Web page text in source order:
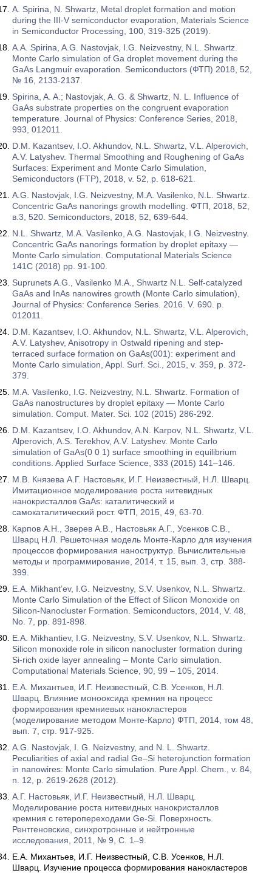
A. Spirina, N. Shwartz, Metal droplet formation and motion
during the III-V semiconductor evaporation, Materials Science
in Semiconductor Processing, 100, 319-325 (2019).
А.А. Spirina, A.G. Nastovjak, I.G. Neizvestny, N.L. Shwartz.
Monte Carlo simulation of Ga droplet movement during the
GaAs Langmuir evaporation. Semiconductors (ФТП) 2018, 52,
№ 16, 2133-2137.
Spirina, A. A.; Nastovjak, A. G. & Shwartz, N. L. Influence of
GaAs substrate properties on the congruent evaporation
temperature. Journal of Physics: Conference Series, 2018,
993, 012011.
D.M. Kazantsev, I.O. Akhundov, N.L. Shwartz, V.L. Alperovich,
A.V. Latyshev. Thermal Smoothing and Roughening of GaAs
Surfaces: Experiment and Monte Carlo Simulation,
Semiconductors (FTP), 2018, v. 52, p. 618-621.
A.G. Nastovjak, I.G. Neizvestny, M.A. Vasilenko, N.L. Shwartz.
Concentric GaAs nanorings growth modelling. ФТП, 2018, 52,
в.3, 520. Semiconductors, 2018, 52, 639-644.
N.L. Shwartz, M.A. Vasilenko, A.G. Nastovjak, I.G. Neizvestny.
Concentric GaAs nanorings formation by droplet epitaxy —
Monte Carlo simulation. Computational Materials Science
141C (2018) pp. 91-100.
Suprunets A.G., Vasilenko M.A., Shwartz N.L. Self-catalyzed
GaAs and InAs nanowires growth (Monte Carlo simulation),
Journal of Physics: Conference Series. 2016. V. 690. p.
012011.
D.M. Kazantsev, I.O. Akhundov, N.L. Shwartz, V.L. Alperovich,
A.V. Latyshev, Anisotropy in Ostwald ripening and step-
terraced surface formation on GaAs(001): experiment and
Monte Carlo simulation, Appl. Surf. Sci., 2015, v. 359, p. 372-
379.
M.A. Vasilenko, I.G. Neizvestny, N.L. Shwartz. Formation of
GaAs nanostructures by droplet epitaxy — Monte Carlo
simulation. Comput. Mater. Sci. 102 (2015) 286-292.
D.M. Kazantsev, I.O. Akhundov, A.N. Karpov, N.L. Shwartz, V.L.
Alperovich, A.S. Terekhov, A.V. Latyshev. Monte Carlo
simulation of GaAs(0 0 1) surface smoothing in equilibrium
conditions. Applied Surface Science, 333 (2015) 141–146.
М.В. Князева А.Г. Настовьяк, И.Г. Неизвестный, Н.Л. Шварц.
Имитационное моделирование роста нитевидных
нанокристаллов GaAs: каталитический и
самокаталитический рост. ФТП, 2015, 49, 63-70.
Карпов А.Н., Зверев А.В., Настовьяк А.Г., Усенков С.В.,
Шварц Н.Л. Решеточная модель Монте-Карло для изучения
процессов формирования наноструктур. Вычислительные
методы и программирование, 2014, т. 15, вып. 3, стр. 388-
399.
E.A. Mikhant’ev, I.G. Neizvestny, S.V. Usenkov, N.L. Shwartz.
Monte Carlo Simulation of the Effect of Silicon Monoxide on
Silicon-Nanocluster Formation. Semiconductors, 2014, V. 48,
No. 7, pp. 891-898.
E.A. Mikhantiev, I.G. Neizvestny, S.V. Usenkov, N.L. Shwartz.
Silicon monoxide role in silicon nanocluster formation during
Si-rich oxide layer annealing – Monte Carlo simulation.
Computational Materials Science, 90, 99 – 105, 2014.
Е.А. Михантьев, И.Г. Неизвестный, С.В. Усенков, Н.Л.
Шварц. Влияние монооксида кремния на процесс
формирования кремниевых нанокластеров
(моделирование методом Монте-Карло) ФТП, 2014, том 48,
вып. 7, стр. 917-925.
A.G. Nastovjak, I. G. Neizvestny, and N. L. Shwartz.
Peculiarities of axial and radial Ge–Si heterojunction formation
in nanowires: Monte Carlo simulation. Pure Appl. Chem., v. 84,
n. 12, p. 2619-2628 (2012).
А.Г. Настовьяк, И.Г. Неизвестный, Н.Л. Шварц.
Моделирование роста нитевидных нанокристаллов
кремния с гетеропереходами Ge-Si. Поверхность.
Рентгеновские, синхротронные и нейтронные
исследования, 2011, № 9, С. 1–9.
Е.А. Михантьев, И.Г. Неизвестный, С.В. Усенков, Н.Л.
Шварц. Изучение процесса формирования нанокластеров